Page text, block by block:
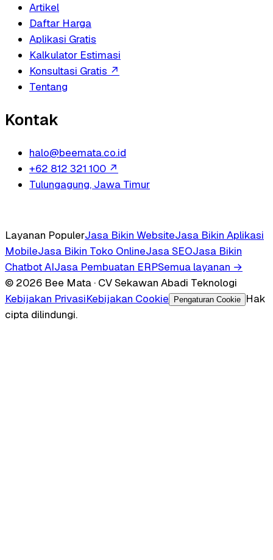
Artikel
Daftar Harga
Aplikasi Gratis
Kalkulator Estimasi
Konsultasi Gratis ↗
Tentang
Kontak
halo@beemata.co.id
+62 812 321 100 ↗
Tulungagung, Jawa Timur
Layanan PopulerJasa Bikin WebsiteJasa Bikin Aplikasi
MobileJasa Bikin Toko OnlineJasa SEOJasa Bikin
Chatbot AIJasa Pembuatan ERPSemua layanan →
© 2026 Bee Mata · CV Sekawan Abadi Teknologi
Kebijakan PrivasiKebijakan Cookie Pengaturan Cookie
Hak
cipta dilindungi.